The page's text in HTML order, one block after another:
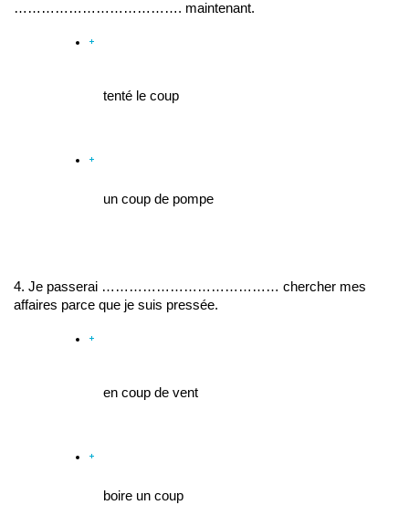
………………………………. maintenant.
tenté le coup
un coup de pompe
4. Je passerai ………………………………… chercher mes
affaires parce que je suis pressée.
en coup de vent
boire un coup